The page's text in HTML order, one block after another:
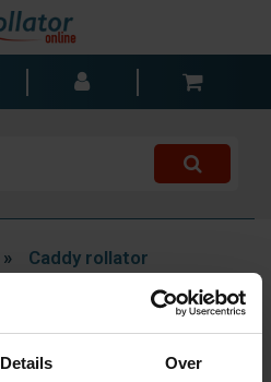
Details Over
» Caddy rollator